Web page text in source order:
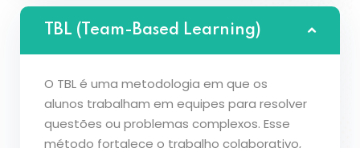
TBL (Team-Based Learning)
O TBL é uma metodologia em que os
alunos trabalham em equipes para resolver
questões ou problemas complexos. Esse
método fortalece o trabalho colaborativo,